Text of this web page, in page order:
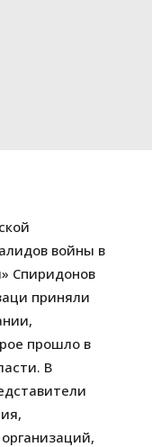
войны в
Спиридонов
приняли
прошло в
В